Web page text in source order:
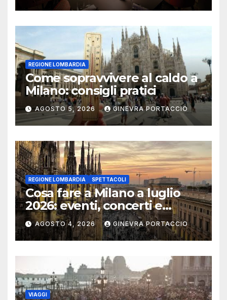
REGIONE LOMBARDIA
Come sopravvivere al caldo a
Milano: consigli pratici
AGOSTO 5, 2026 GINEVRA PORTACCIO
REGIONE LOMBARDIA SPETTACOLI
Cosa fare a Milano a luglio
2026: eventi, concerti e
mostre
AGOSTO 4, 2026 GINEVRA PORTACCIO
VIAGGI